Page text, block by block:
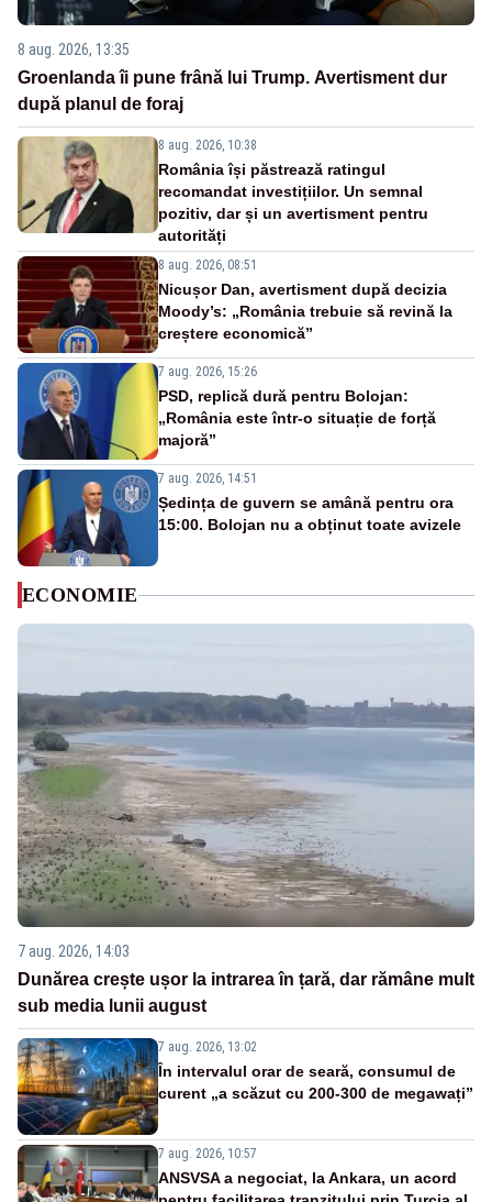
8 aug. 2026, 13:35
Groenlanda îi pune frână lui Trump. Avertisment dur
după planul de foraj
8 aug. 2026, 10:38
România își păstrează ratingul
recomandat investițiilor. Un semnal
pozitiv, dar și un avertisment pentru
autorități
8 aug. 2026, 08:51
Nicușor Dan, avertisment după decizia
Moody’s: „România trebuie să revină la
creștere economică”
7 aug. 2026, 15:26
PSD, replică dură pentru Bolojan:
„România este într-o situație de forță
majoră”
7 aug. 2026, 14:51
Ședința de guvern se amână pentru ora
15:00. Bolojan nu a obținut toate avizele
ECONOMIE
7 aug. 2026, 14:03
Dunărea crește ușor la intrarea în țară, dar rămâne mult
sub media lunii august
7 aug. 2026, 13:02
În intervalul orar de seară, consumul de
curent „a scăzut cu 200-300 de megawați”
7 aug. 2026, 10:57
ANSVSA a negociat, la Ankara, un acord